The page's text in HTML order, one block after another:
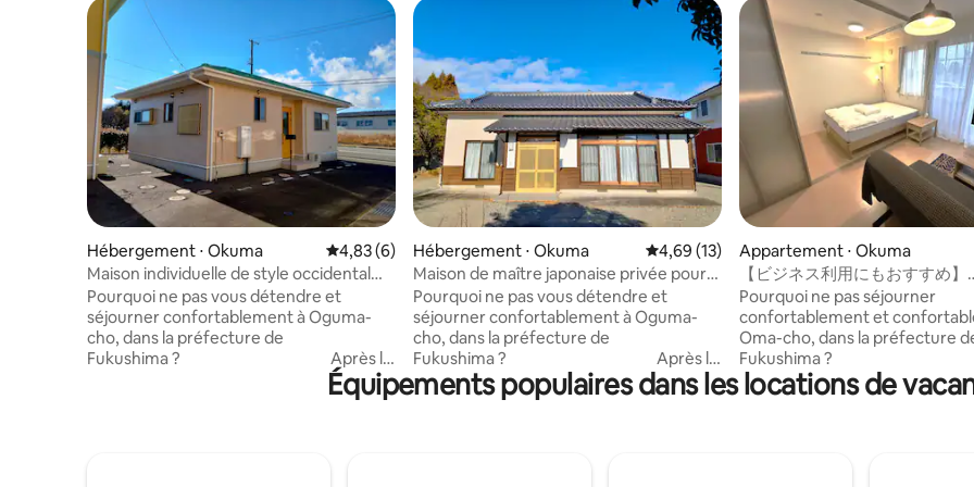
Hébergement ⋅ Okuma Évaluation moyenne sur la base de 6 commentaires : 4,83 sur 5
4,83 (6)
Maison individuelle de style occidental
pour les groupes familiaux
Pourquoi ne pas vous détendre et
séjourner confortablement à Oguma-
cho, dans la préfecture de
Fukushima ? Après le
grand tremblement de terre de l'est du
Japon, Ogamachi est connue comme
Hébergement ⋅ Okuma Évaluation moyenne sur la base de 13
4,69 (13)
Maison de maître japonaise privée pour
les groupes familiaux
Pourquoi ne pas vous détendre et
séjourner confortablement à Oguma-
cho, dans la préfecture de
Fukushima ? Après le
grand tremblement de terre de l'est du
Japon, Ogamachi est connue comme
Appartement ⋅ Okuma
【ビジネス利用にもおすすめ】
Fukushima Minpaku Project 106
Pourquoi ne pas séjourner
confortablement et
Oma-cho, dans la préfecture
Fukushima ? Après le
grand tremblement de terre
Japon, Ogamachi est connue
revenus. Avec de nombreux
Équipements populaires dans les locations de